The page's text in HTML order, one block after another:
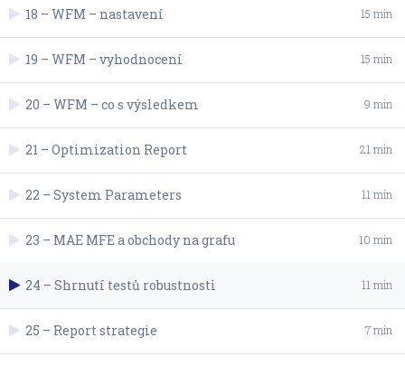
18 – WFM – nastavení 15 min
19 – WFM – vyhodnocení 15 min
20 – WFM – co s výsledkem 9 min
21 – Optimization Report 21 min
22 – System Parameters 11 min
23 – MAE MFE a obchody na grafu 10 min
24 – Shrnutí testů robustnosti 11 min
25 – Report strategie 7 min